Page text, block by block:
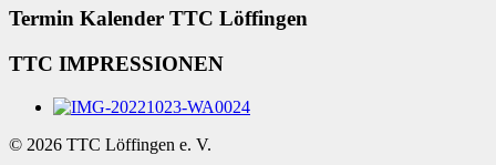
Termin Kalender TTC Löffingen
TTC IMPRESSIONEN
© 2026 TTC Löffingen e. V.